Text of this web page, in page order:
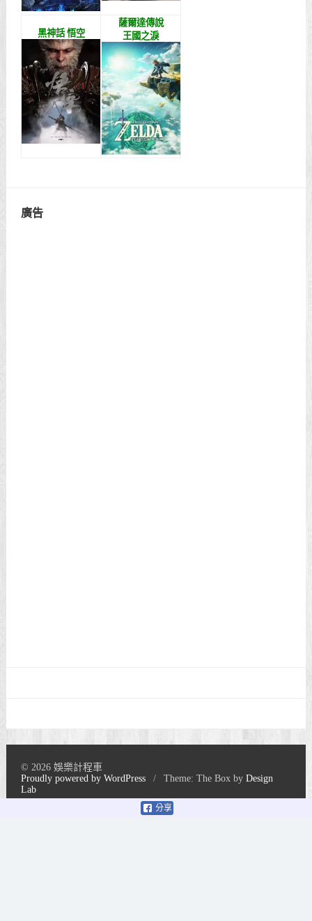
黑神話 悟空
薩爾達傳說
王國之淚
廣告
分享
© 2026 娛樂計程車
Proudly powered by WordPress
/ Theme: The Box byDesign
Lab